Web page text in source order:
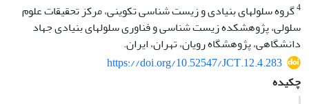
4
گروه سلول‮های بنیادی و زیست شناسی تکوینی، مرکز تحقیقات علوم
سلولی، پژوهشکده زیست شناسی و فناوری سلول‮های بنیادی جهاد
دانشگاهی، پژوهشگاه رویان، تهران، ایران‬‬‬‬‬.‬‬‬‬‬‬
https://doi.org/10.52547/JCT.12.4.283
چکیده